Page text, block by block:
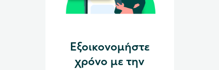
Εξοικονομήστε
χρόνο με την